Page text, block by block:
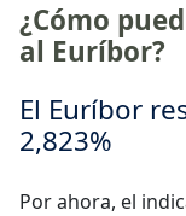
¿Cómo
al Euríbor?
El Euríbor
2,823%
Por ahora, el